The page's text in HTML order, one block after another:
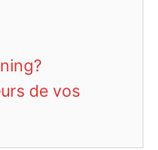
de vos